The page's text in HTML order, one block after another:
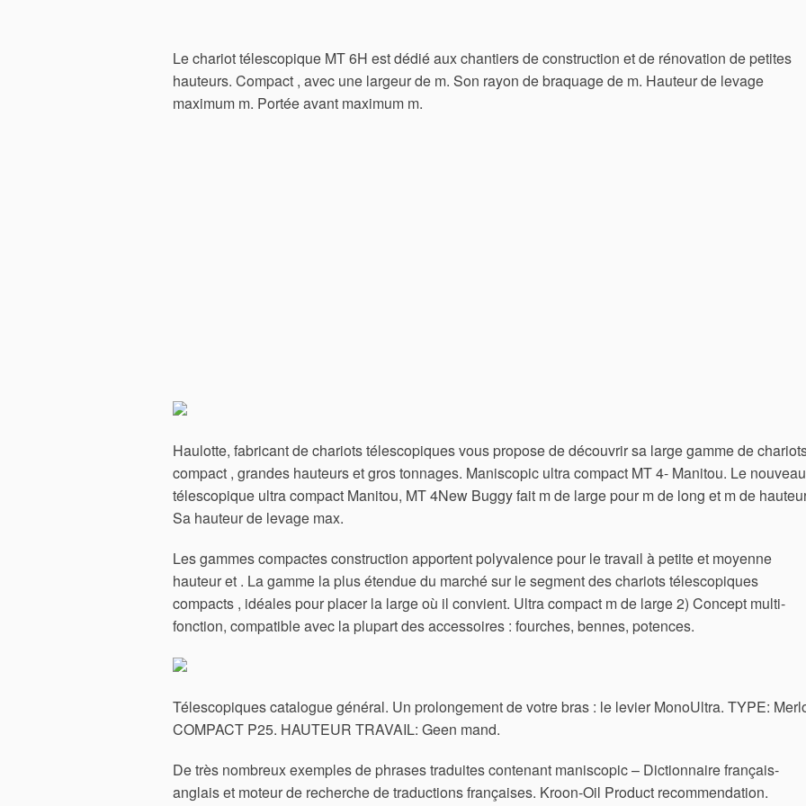
Le chariot télescopique MT 6H est dédié aux chantiers de construction et de rénovation de petites
hauteurs. Compact , avec une largeur de m. Son rayon de braquage de m. Hauteur de levage
maximum m. Portée avant maximum m.
Haulotte, fabricant de chariots télescopiques vous propose de découvrir sa large gamme de
compact , grandes hauteurs et gros tonnages. Maniscopic ultra compact MT 4- Manitou. Le nouveau
télescopique ultra compact Manitou, MT 4New Buggy fait m de large pour m de long et m de
Sa hauteur de levage max.
Les gammes compactes construction apportent polyvalence pour le travail à petite et moyenne
hauteur et . La gamme la plus étendue du marché sur le segment des chariots télescopiques
compacts , idéales pour placer la large où il convient. Ultra compact m de large 2) Concept multi-
fonction, compatible avec la plupart des accessoires : fourches, bennes, potences.
Télescopiques catalogue général. Un prolongement de votre bras : le levier MonoUltra. TYPE:
COMPACT P25. HAUTEUR TRAVAIL: Geen mand.
De très nombreux exemples de phrases traduites contenant maniscopic – Dictionnaire français-
anglais et moteur de recherche de traductions françaises. Kroon-Oil Product recommendation.